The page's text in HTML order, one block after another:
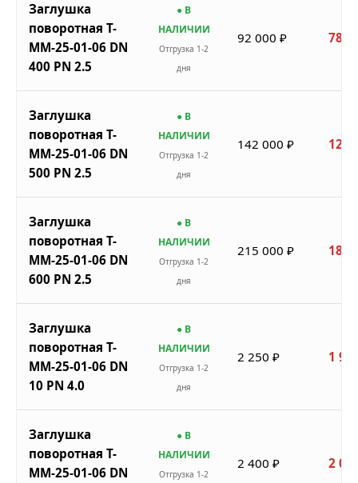
Заглушка
поворотная Т-
ММ-25-01-06 DN
400 PN 2.5
● В
НАЛИЧИИ
Отгрузка 1-2
дня
92 000 ₽ 78
Заглушка
поворотная Т-
ММ-25-01-06 DN
500 PN 2.5
● В
НАЛИЧИИ
Отгрузка 1-2
дня
142 000 ₽ 120
Заглушка
поворотная Т-
ММ-25-01-06 DN
600 PN 2.5
● В
НАЛИЧИИ
Отгрузка 1-2
дня
215 000 ₽ 182
Заглушка
поворотная Т-
ММ-25-01-06 DN
10 PN 4.0
● В
НАЛИЧИИ
Отгрузка 1-2
дня
2 250 ₽ 1
Заглушка
поворотная Т-
ММ-25-01-06 DN
● В
НАЛИЧИИ
Отгрузка 1-2
2 400 ₽ 2